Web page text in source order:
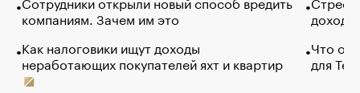
компаниям. Зачем им это
Как налоговики ищут доходы
неработающих покупателей яхт и квартир
Что
для